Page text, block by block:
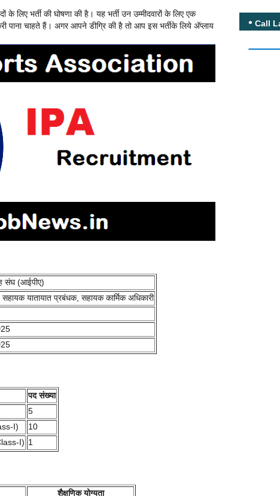
भर्ती की घोषणा की है। यह भर्ती उन उम्मीदवारों के लिए एक
पाना चाहते हैं। अगर आपने डीग्रि की है तो आप इस भर्तीके लिये अ‍ॅप्लाय
संघ (आईपीए)
यातायात प्रबंधक, सहायक कार्मिक अधिकारी
पद संख्या
5
I)
10
I) 1
शैक्षणिक योग्यता
Call